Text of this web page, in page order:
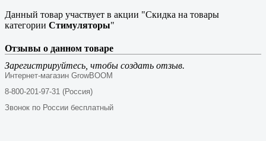
Данный товар участвует в акции "Скидка на товары
категории Стимуляторы"
Отзывы о данном товаре
Зарегистрируйтесь, чтобы создать отзыв.
Интернет-магазин GrowBOOM
8-800-201-97-31 (Россия)
Звонок по России бесплатный